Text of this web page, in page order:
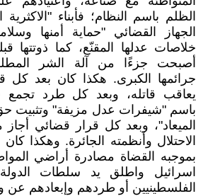
الظلم باسم النظام؛ فأبناء "الاكثرية
الجهاز القضائي "حماية أمنها
خلاصات عدلها المقنّع، كما ذوتتها
أصبحت جزءًا من آلة الشر
جرائمها الكبرى. هكذا كان بعد كل
يعاقب قاتله، وبعد كل طرد
باسم "شيفرات عدل مزيفة" وتثبيت
الميعاد"، وبعد كل قرار قضائي
الاحتلال وأنظمته الجائرة. وهكذا
بموجبه القضاة مصادرة أراضي
اسرائيل واطلق يد سلطات
الفلسطينيين أو طردهم وإبعادهم عن